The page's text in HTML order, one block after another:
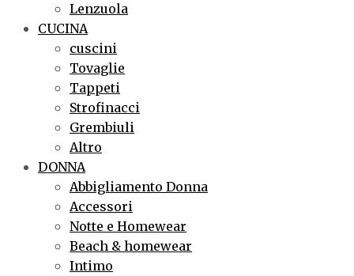
Lenzuola
CUCINA
cuscini
Tovaglie
Tappeti
Strofinacci
Grembiuli
Altro
DONNA
Abbigliamento Donna
Accessori
Notte e Homewear
Beach & homewear
Intimo